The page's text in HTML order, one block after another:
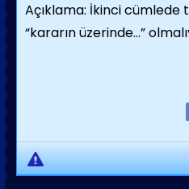
Açıklama: İkinci
“kararın üzerinde…”